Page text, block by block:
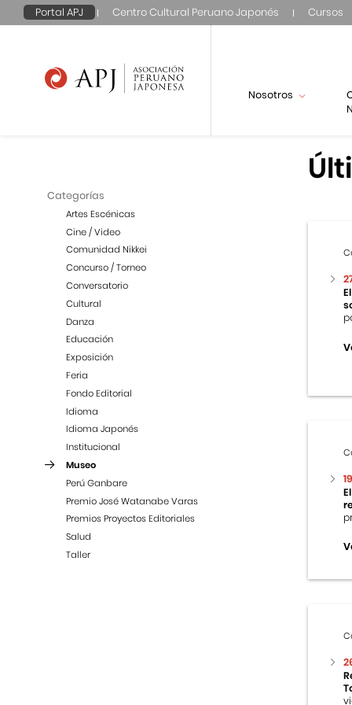
Portal APJ Centro Cultural Peruano Japonés Cursos
Nosotros
Categorías
Artes Escénicas
Cine / Video
Comunidad Nikkei
Concurso / Torneo
Conversatorio
Cultural
Danza
Educación
Exposición
Feria
Fondo Editorial
Idioma
Idioma Japonés
Institucional
Museo
Perú Ganbare
Premio José Watanabe Varas
Premios Proyectos Editoriales
Salud
Taller